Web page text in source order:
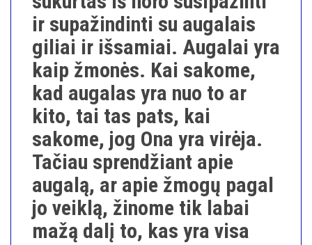
ir supažindinti su augalais
giliai ir išsamiai. Augalai yra
kaip žmonės. Kai sakome,
kad augalas yra nuo to ar
kito, tai tas pats, kai
sakome, jog Ona yra virėja.
Tačiau sprendžiant apie
augalą, ar apie žmogų pagal
jo veiklą, žinome tik labai
mažą dalį to, kas yra visa